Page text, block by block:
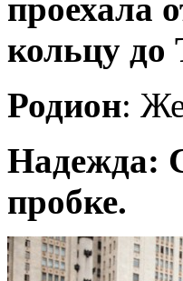
проехала
кольцу до
Родион:
Надежда:
пробке.